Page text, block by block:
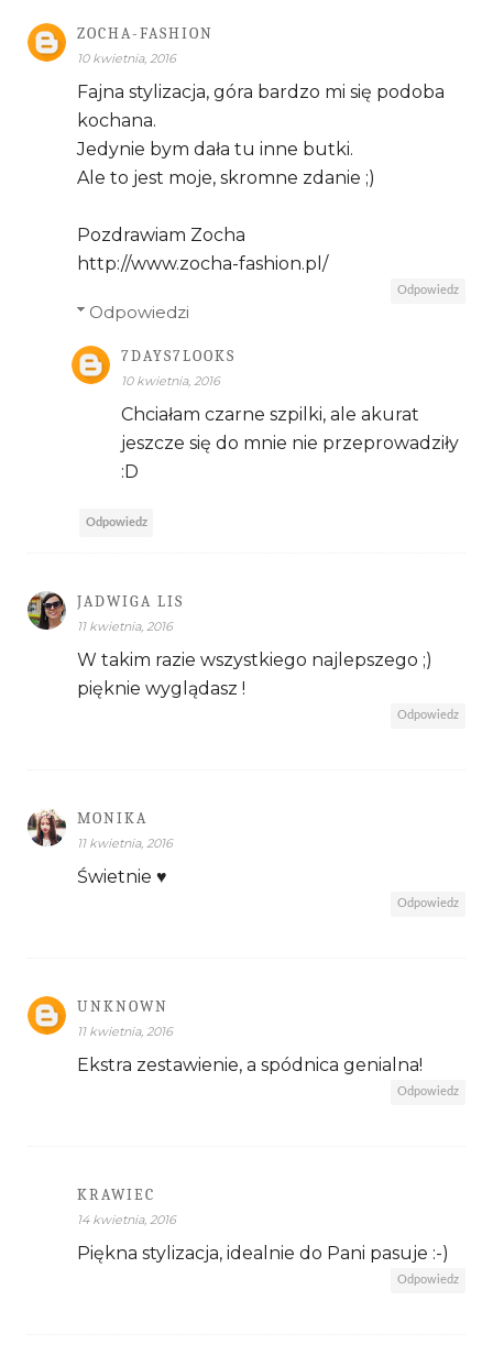
ZOCHA-FASHION
10 kwietnia, 2016
Fajna stylizacja, góra bardzo mi się podoba
kochana.
Jedynie bym dała tu inne butki.
Ale to jest moje, skromne zdanie ;)
Pozdrawiam Zocha
http://www.zocha-fashion.pl/
Odpowiedz
Odpowiedzi
7DAYS7LOOKS
10 kwietnia, 2016
Chciałam czarne szpilki, ale akurat
jeszcze się do mnie nie przeprowadziły
:D
Odpowiedz
JADWIGA LIS
11 kwietnia, 2016
W takim razie wszystkiego najlepszego ;)
pięknie wyglądasz !
Odpowiedz
MONIKA
11 kwietnia, 2016
Świetnie ♥
Odpowiedz
UNKNOWN
11 kwietnia, 2016
Ekstra zestawienie, a spódnica genialna!
Odpowiedz
KRAWIEC
14 kwietnia, 2016
Piękna stylizacja, idealnie do Pani pasuje :-)
Odpowiedz